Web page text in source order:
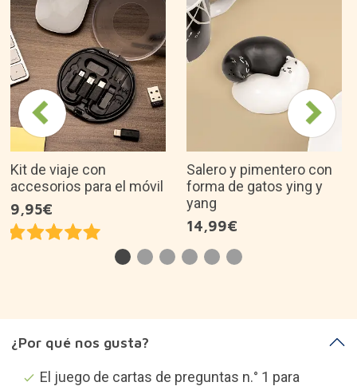
Kit de viaje con
accesorios para el móvil
9,95€
Salero y pimentero con
forma de gatos ying y
yang
14,99€
¿Por qué nos gusta?
El juego de cartas de preguntas n.° 1 para